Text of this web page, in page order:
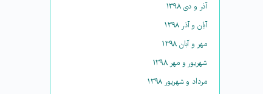
آذر و دی ۱۳۹۸
آبان و آذر ۱۳۹۸
مهر و آبان ۱۳۹۸
شهریور و مهر ۱۳۹۸
مرداد و شهریور ۱۳۹۸